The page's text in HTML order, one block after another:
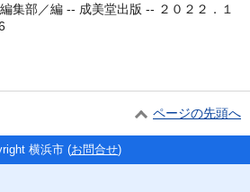
集部／編 -- 成美堂出版 -- ２０２２．１
ページの先頭へ
横浜市 (お問合せ)